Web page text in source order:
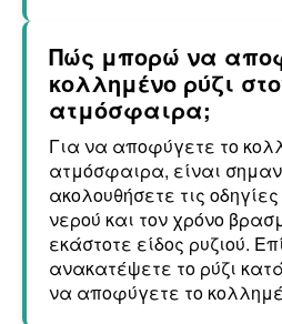
Πώς μπορώ να
κολλημένο ρύζι
ατμόσφαιρα;
Για να αποφύγετε το
ατμόσφαιρα, είναι
ακολουθήσετε τις
νερού και τον χρόνο
εκάστοτε είδος ρυζιού.
ανακατέψετε το ρύζι
να αποφύγετε το